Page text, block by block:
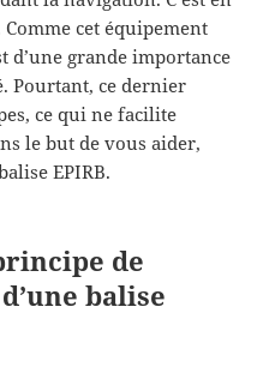
Comme cet équipement
d’une grande importance
Pourtant, ce dernier
ce qui ne facilite
le but de vous aider,
EPIRB.
de
balise